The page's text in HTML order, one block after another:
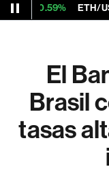
ETH/USD 1,912.885
El
Brasil
tasas